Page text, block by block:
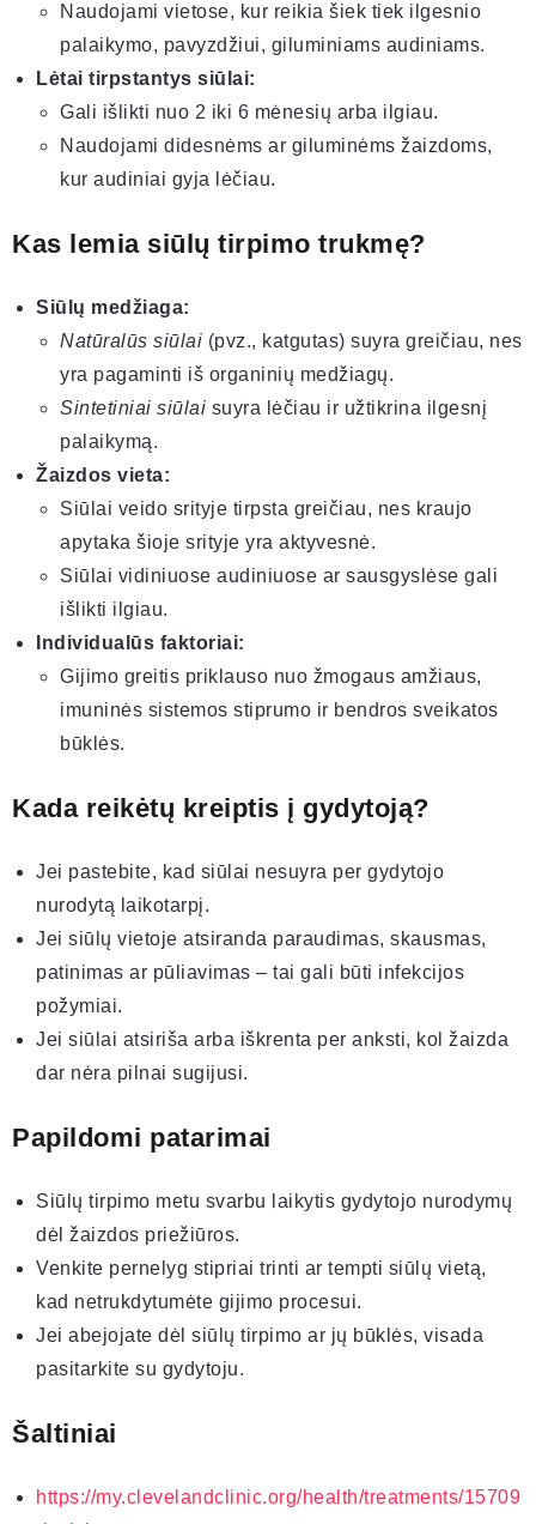
Naudojami vietose, kur reikia šiek tiek ilgesnio
palaikymo, pavyzdžiui, giluminiams audiniams.
Lėtai tirpstantys siūlai:
Gali išlikti nuo 2 iki 6 mėnesių arba ilgiau.
Naudojami didesnėms ar giluminėms žaizdoms,
kur audiniai gyja lėčiau.
Kas lemia siūlų tirpimo trukmę?
Siūlų medžiaga:
Natūralūs siūlai (pvz., katgutas) suyra greičiau, nes
yra pagaminti iš organinių medžiagų.
Sintetiniai siūlai suyra lėčiau ir užtikrina ilgesnį
palaikymą.
Žaizdos vieta:
Siūlai veido srityje tirpsta greičiau, nes kraujo
apytaka šioje srityje yra aktyvesnė.
Siūlai vidiniuose audiniuose ar sausgyslėse gali
išlikti ilgiau.
Individualūs faktoriai:
Gijimo greitis priklauso nuo žmogaus amžiaus,
imuninės sistemos stiprumo ir bendros sveikatos
būklės.
Kada reikėtų kreiptis į gydytoją?
Jei pastebite, kad siūlai nesuyra per gydytojo
nurodytą laikotarpį.
Jei siūlų vietoje atsiranda paraudimas, skausmas,
patinimas ar pūliavimas – tai gali būti infekcijos
požymiai.
Jei siūlai atsiriša arba iškrenta per anksti, kol žaizda
dar nėra pilnai sugijusi.
Papildomi patarimai
Siūlų tirpimo metu svarbu laikytis gydytojo nurodymų
dėl žaizdos priežiūros.
Venkite pernelyg stipriai trinti ar tempti siūlų vietą,
kad netrukdytumėte gijimo procesui.
Jei abejojate dėl siūlų tirpimo ar jų būklės, visada
pasitarkite su gydytoju.
Šaltiniai
https://my.clevelandclinic.org/health/treatments/15709